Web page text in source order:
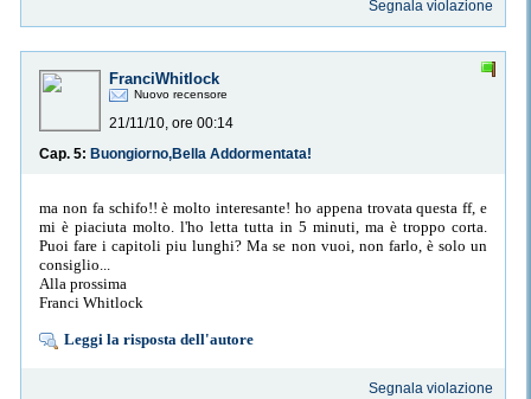
Segnala violazione
FranciWhitlock
Nuovo recensore
21/11/10, ore 00:14
Cap. 5: Buongiorno,Bella Addormentata!
ma non fa schifo!! è molto interesante! ho appena trovata questa ff, e
mi è piaciuta molto. l'ho letta tutta in 5 minuti, ma è troppo corta.
Puoi fare i capitoli piu lunghi? Ma se non vuoi, non farlo, è solo un
consiglio...
Alla prossima
Franci Whitlock
Leggi la risposta dell'autore
Segnala violazione